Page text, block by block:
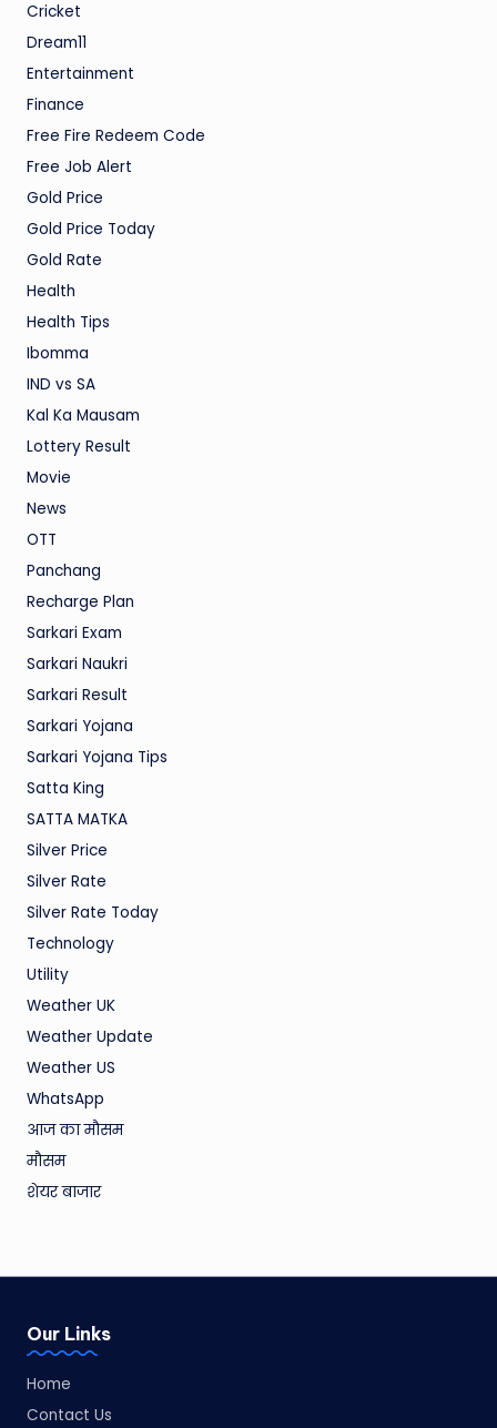
Cricket
Dream11
Entertainment
Finance
Free Fire Redeem Code
Free Job Alert
Gold Price
Gold Price Today
Gold Rate
Health
Health Tips
Ibomma
IND vs SA
Kal Ka Mausam
Lottery Result
Movie
News
OTT
Panchang
Recharge Plan
Sarkari Exam
Sarkari Naukri
Sarkari Result
Sarkari Yojana
Sarkari Yojana Tips
Satta King
SATTA MATKA
Silver Price
Silver Rate
Silver Rate Today
Technology
Utility
Weather UK
Weather Update
Weather US
WhatsApp
आज का मौसम
मौसम
शेयर बाजार
Our Links
Home
Contact Us